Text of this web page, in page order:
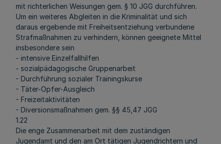
mit richterlichen Weisungen gem. § 10 JGG durchführen.
Um ein weiteres Abgleiten in die Kriminalität und sich
daraus ergebende mit Freiheitsentziehung verbundene
Strafmaßnahmen zu verhindern, können geeignete Mittel
insbesondere sein
- intensive Einzelfallhilfen
- sozialpädagogische Gruppenarbeit
- Durchführung sozialer Trainingskurse
- Täter-Opfer-Ausgleich
- Freizeitaktivitäten
- Diversionsmaßnahmen gem. §§ 45,47 JGG
1.22
Die enge Zusammenarbeit mit dem zuständigen
Jugendamt und den am Ort tätigen Jugendrichtern und